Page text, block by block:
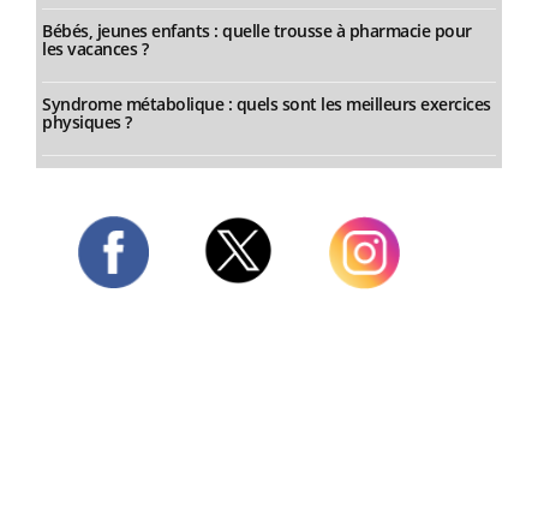
Bébés, jeunes enfants : quelle trousse à pharmacie pour
les vacances ?
Syndrome métabolique : quels sont les meilleurs exercices
physiques ?